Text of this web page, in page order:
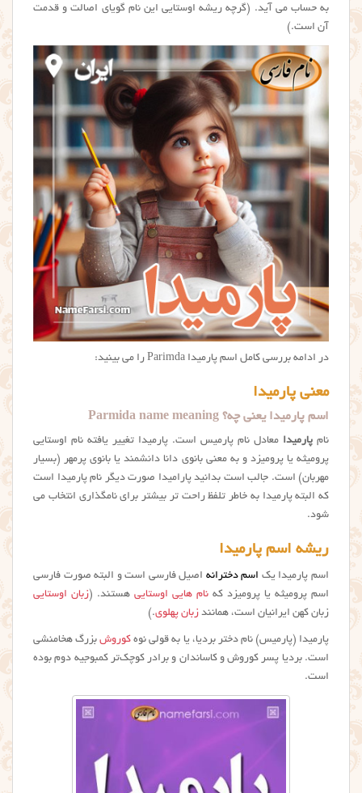
به حساب می آید. (گرچه ریشه اوستایی این نام گویای اصالت و قدمت
آن است.)
در ادامه بررسی کامل اسم پارمیدا Parimda را می بینید:
معنی پارمیدا
اسم پارمیدا یعنی چه؟ Parmida name meaning
نام پارمیدا معادل نام پارمیس است. پارمیدا تغییر یافته نام اوستایی
پرومیثه یا پرومیزد و به معنی بانوی دانا دانشمند یا بانوی پرمهر (بسیار
مهربان) است. جالب است بدانید پارامیدا صورت دیگر نام پارميدا است
که البته پارمیدا به خاطر تلفظ راحت تر بیشتر برای نامگذاری انتخاب می
شود.
ریشه اسم پارمیدا
اسم پارمیدا یک اسم دخترانه اصیل فارسی است و البته صورت فارسی
اسم پرومیثه یا پرومیزد که نام هایی اوستایی هستند. (زبان اوستایی
زبان کهن ایرانیان است، همانند زبان پهلوی.)
پارمیدا (پارمیس) نام دختر بردیا، یا به قولی نوه کوروشبزرگ هخامنشی
است. بردیا پسر کوروش و کاساندان و برادر کوچک‌تر کمبوجیه دوم بوده
است.